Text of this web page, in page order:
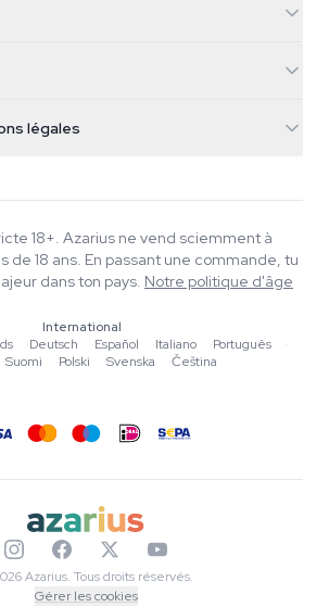
légales
18+. Azarius ne vend sciemment à
de 18 ans. En passant une commande, tu
dans ton pays. Notre politique d'âge
International
·Deutsch ·Español ·Italiano ·Português
·
·Suomi ·Polski ·Svenska ·Čeština
Azarius. Tous droits réservés.
Gérer les cookies